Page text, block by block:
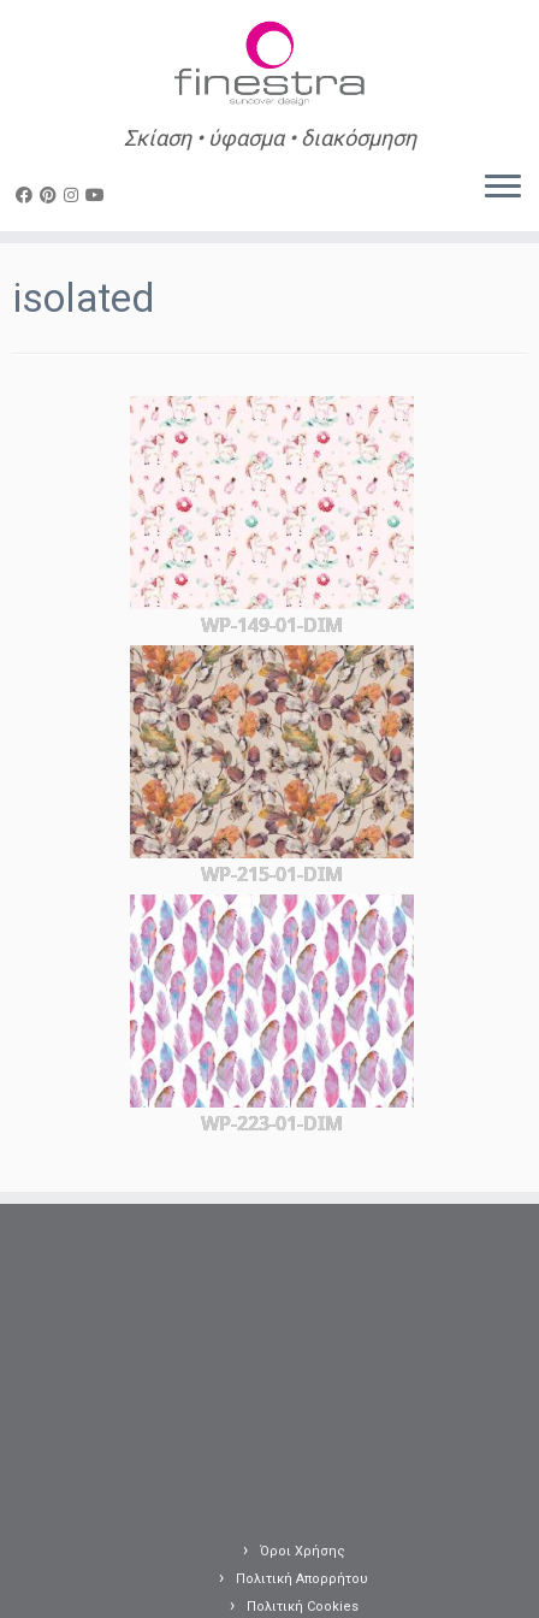
content
Σκίαση • ύφασμα • διακόσμηση
isolated
WP-149-01-DIM
WP-215-01-DIM
WP-223-01-DIM
Όροι Χρήσης
Πολιτική Απορρήτου
Πολιτική Cookies